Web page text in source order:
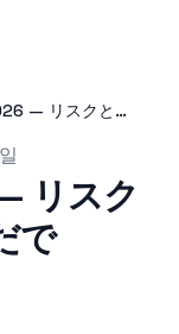
中国と新興国 2026 — リスクと機会のあいだで
リスク
で